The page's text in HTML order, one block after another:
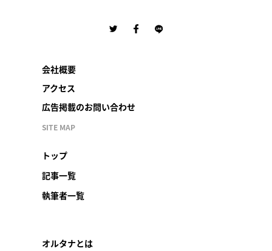
会社概要
アクセス
広告掲載のお問い合わせ
SITE MAP
トップ
記事一覧
執筆者一覧
オルタナとは